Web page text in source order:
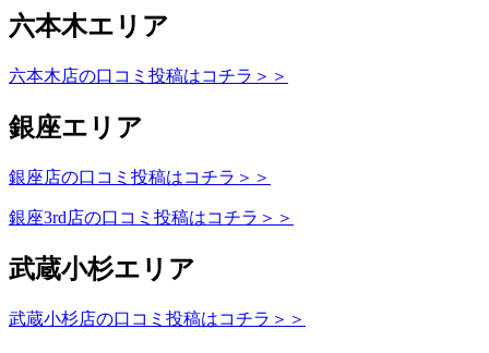
六本木エリア
六本木店の口コミ投稿はコチラ＞＞
銀座エリア
銀座店の口コミ投稿はコチラ＞＞
銀座3rd店の口コミ投稿はコチラ＞＞
武蔵小杉エリア
武蔵小杉店の口コミ投稿はコチラ＞＞